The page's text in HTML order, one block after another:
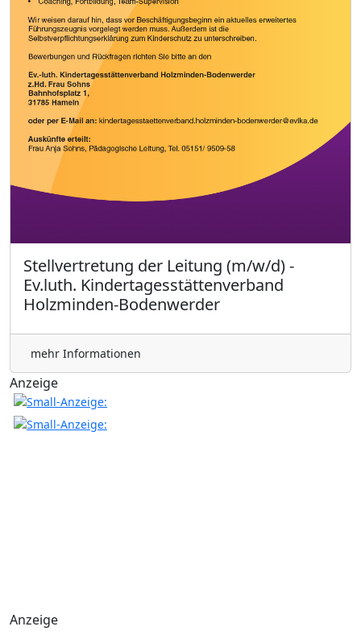
Stellvertretung der Leitung (m/w/d) -
Ev.luth. Kindertagesstättenverband
Holzminden-Bodenwerder
mehr Informationen
Anzeige
Anzeige